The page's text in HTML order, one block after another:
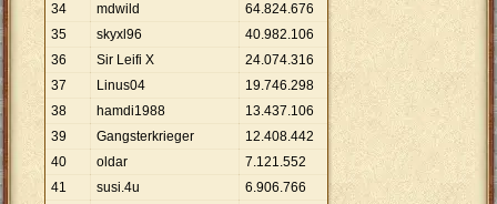
34
mdwild 64.824.676
35
skyxl96 40.982.106
36
Sir Leifi X 24.074.316
37
Linus04 19.746.298
38
hamdi1988 13.437.106
39
Gangsterkrieger 12.408.442
40
oldar 7.121.552
41
susi.4u 6.906.766